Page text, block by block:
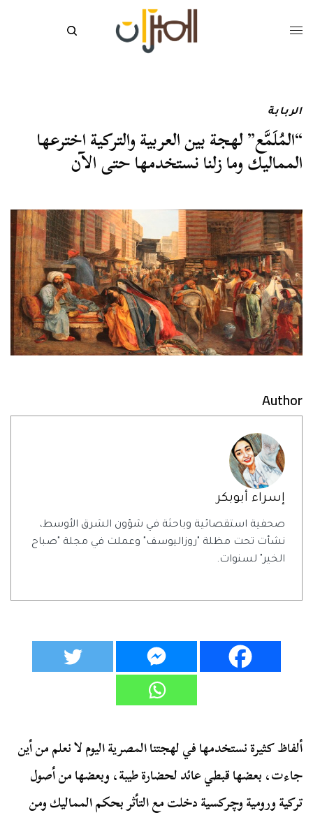
الربابة
“المُلَمَّع” لهجة بين العربية والتركية اخترعها
المماليك وما زلنا نستخدمها حتى الآن
Author
إسراء أبوبكر
صحفية استقصائية وباحثة في شؤون الشرق الأوسط،
نشأت تحت مظلة "روزاليوسف" وعملت في مجلة "صباح
الخير" لسنوات.
ألفاظ كثيرة نستخدمها في لهجتنا المصرية اليوم لا نعلم من أين
جاءت، بعضها قبطي عائد لحضارة طيبة، وبعضها من أصول
تركية ورومية وچركسية دخلت مع التأثر بحكم المماليك ومن